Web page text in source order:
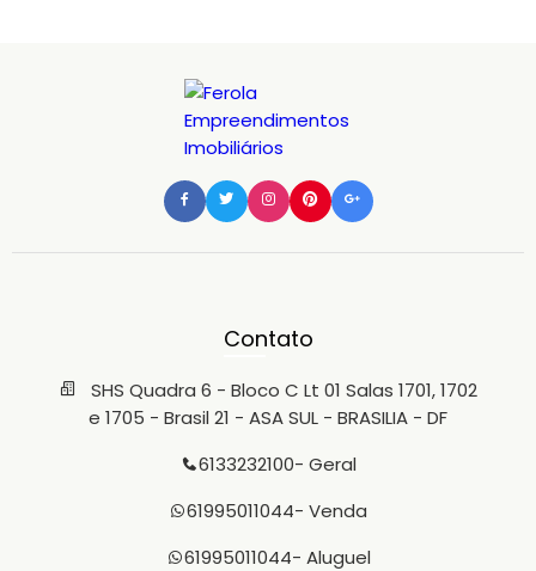
Contato
SHS Quadra 6 - Bloco C Lt 01 Salas 1701, 1702
e 1705 - Brasil 21 - ASA SUL - BRASILIA - DF
6133232100- Geral
61995011044- Venda
61995011044- Aluguel